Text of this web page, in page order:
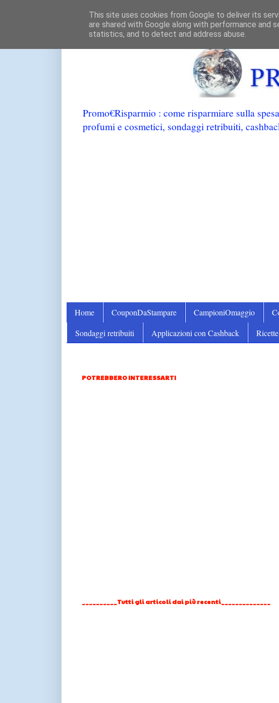
Promo€Risparmio : come risparmiare sulla
profumi e cosmetici, sondaggi retribuiti,
Home CouponDaStampare CampioniOmaggio
Sondaggi retribuiti
Applicazioni con Cashback
POTREBBERO INTERESSARTI
__________Tutti gli articoli dai più recenti______________
This site uses cookies from Google to deliver its
are shared with Google along with performance
statistics, and to detect and address abuse.